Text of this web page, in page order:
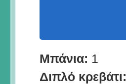
Μπάνια: 1
Διπλό κρεβάτι: